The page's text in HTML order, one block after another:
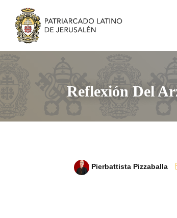
Reflexión Del
Pierbattista Pizzaballa